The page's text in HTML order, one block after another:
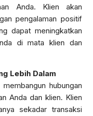
Anda. Klien akan
pengalaman positif
dapat meningkatkan
di mata klien dan
Lebih Dalam
hubungan
Anda dan klien. Klien
sekadar transaksi